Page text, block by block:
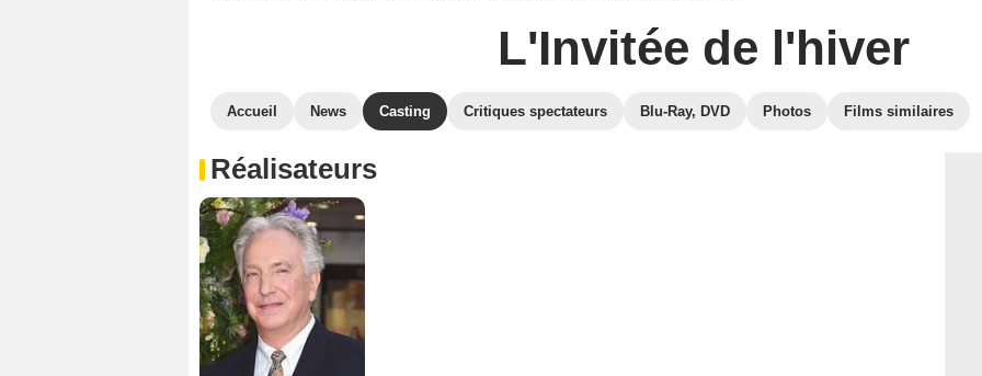
L'Invitée de l'hiver
Accueil News Casting Critiques spectateurs Blu-Ray, DVD Photos Films similaires
Réalisateurs